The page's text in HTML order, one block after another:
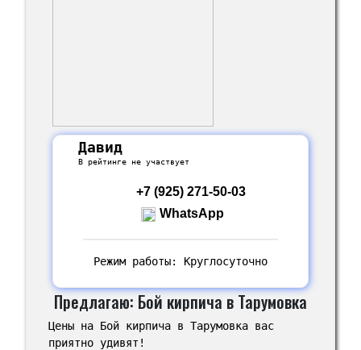
Давид
В рейтинге не участвует
+7 (925) 271-50-03
WhatsApp
Режим работы: Круглосуточно
Предлагаю: Бой кирпича в Тарумовка
Цены на Бой кирпича в Тарумовка вас
приятно удивят!